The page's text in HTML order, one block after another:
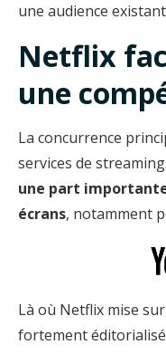
une audience
Netflix
une
La concurrence
services de streaming.
une part
écrans, notamment
Là où Netflix mise
fortement